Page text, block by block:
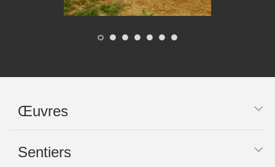
Œuvres
Sentiers